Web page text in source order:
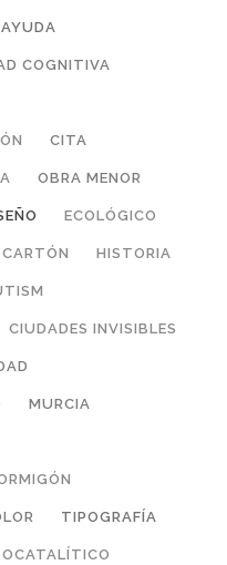
AYUDA
COGNITIVA
CITA
OBRA MENOR
ECOLÓGICO
CARTÓN HISTORIA
CIUDADES INVISIBLES
MURCIA
TIPOGRAFÍA